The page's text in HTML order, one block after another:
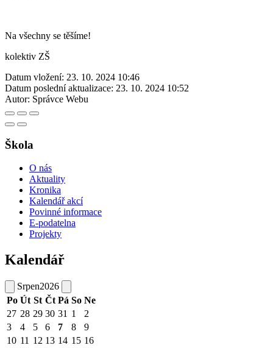
Na všechny se těšíme!
kolektiv ZŠ
Datum vložení: 23. 10. 2024 10:46
Datum poslední aktualizace: 23. 10. 2024 10:52
Autor: Správce Webu
Škola
O nás
Aktuality
Kronika
Kalendář akcí
Povinné informace
E-podatelna
Projekty
Kalendář
Srpen2026
Po Út St Čt Pá So Ne
27 28 29 30 31 1
2
3
4 5 6 7 8
9
10 11 12 13 14 15 16